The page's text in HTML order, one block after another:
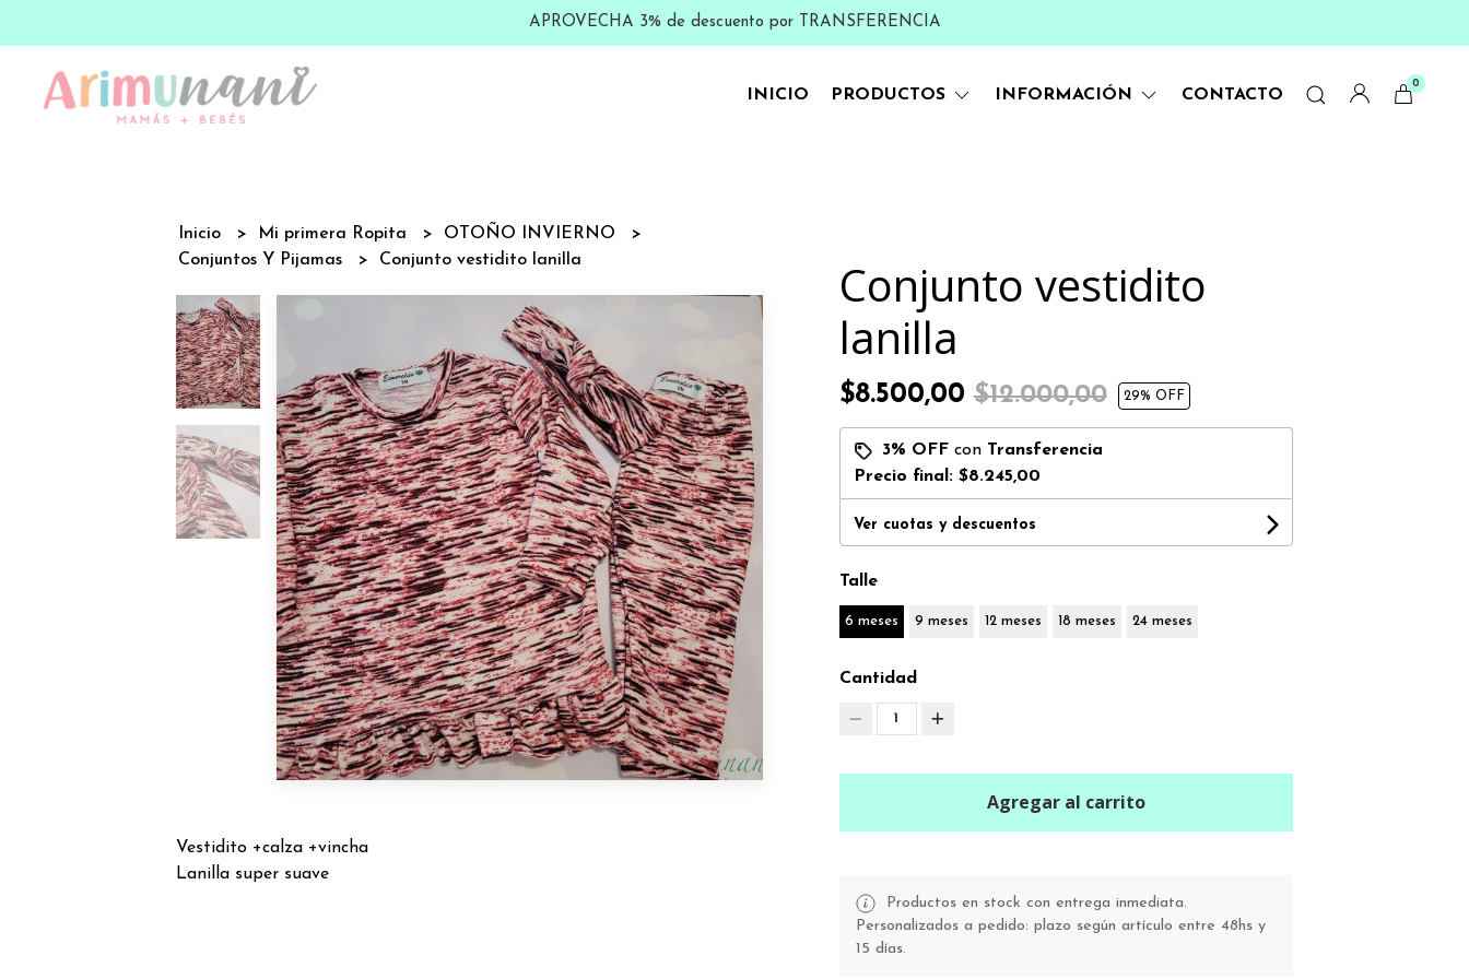
APROVECHA 3% de descuento por TRANSFERENCIA
INICIO PRODUCTOS INFORMACIÓN CONTACTO
0
Inicio Mi primera Ropita
OTOÑO INVIERNO
Conjuntos Y Pijamas
Conjunto vestidito lanilla
Vestidito +calza +vincha
Lanilla super suave
Conjunto vestidito
lanilla
$8.500,00$12.000,00 29% OFF
3% OFFcon Transferencia
Precio final: $8.245,00
Ver cuotas y descuentos
Talle
6 meses 9 meses 12 meses 18 meses 24 meses
Cantidad
1
Agregar al carrito
Productos en stock con entrega inmediata.
Personalizados a pedido: plazo según artículo entre 48hs y
15 días.